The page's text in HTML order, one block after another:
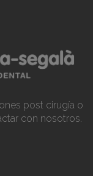
post cirugía o
con nosotros.